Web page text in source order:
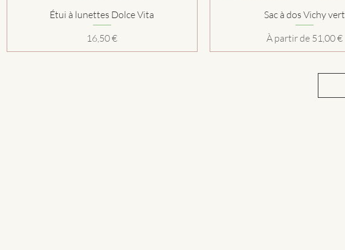
Aperçu rapide
Étui à lunettes Dolce Vita
Prix
16,50 €
Aperçu rapide
Sac à dos Vichy vert
À partir de 51,00 €
Prix promotionnel